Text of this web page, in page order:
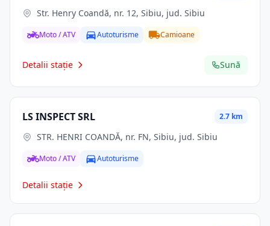
Str. Henry Coandă, nr. 12, Sibiu, jud. Sibiu
Moto / ATV Autoturisme Camioane
Detalii stație Sună
LS INSPECT SRL 2.7 km
STR. HENRI COANDĂ, nr. FN, Sibiu, jud. Sibiu
Moto / ATV Autoturisme
Detalii stație